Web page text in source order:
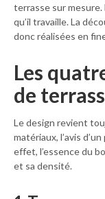
terrasse sur
qu’il travaille. La
donc réalisées en
Les
de
Le design revient
matériaux, l’avis
effet, l’essence du
et sa densité.